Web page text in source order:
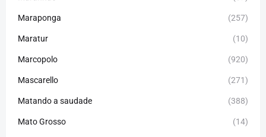
Maraponga (257)
Maratur (10)
Marcopolo (920)
Mascarello (271)
Matando a saudade (388)
Mato Grosso (14)